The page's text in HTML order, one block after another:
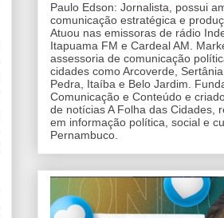
Paulo Edson: Jornalista, possui
comunicação estratégica e
Atuou nas emissoras de rádio
Itapuama FM e Cardeal AM.
assessoria de comunicação
cidades como Arcoverde,
Pedra, Itaíba e Belo Jardim.
Comunicação e Conteúdo e
de notícias A Folha das Cidades,
em informação política, social e
Pernambuco.